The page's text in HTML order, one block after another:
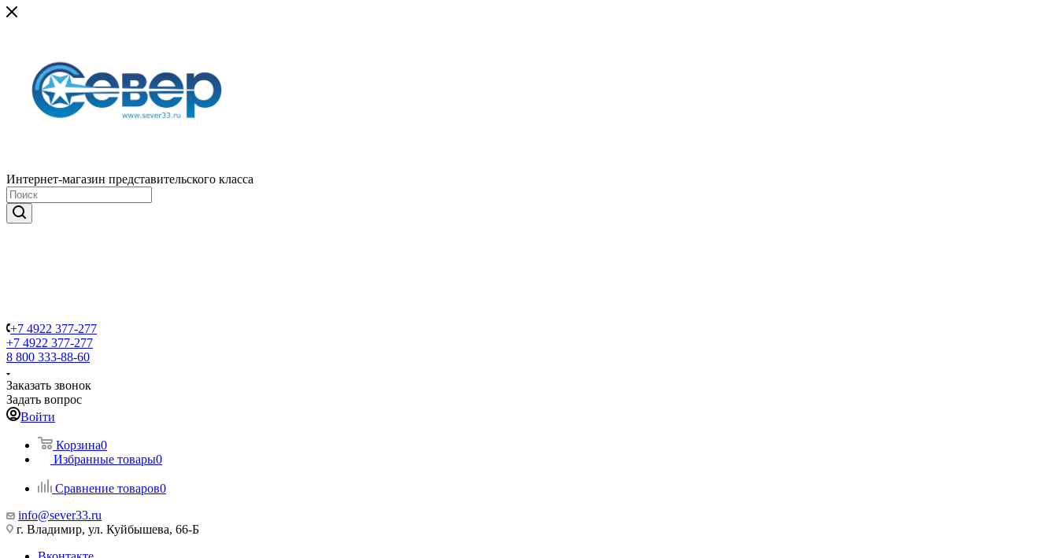
Интернет-магазин представительского класса
+7 4922 377-277
+7 4922 377-277
8 800 333-88-60
Заказать звонок
Задать вопрос
Войти
Корзина0
Избранные товары0
Сравнение товаров0
info@sever33.ru
г. Владимир, ул. Куйбышева, 66-Б